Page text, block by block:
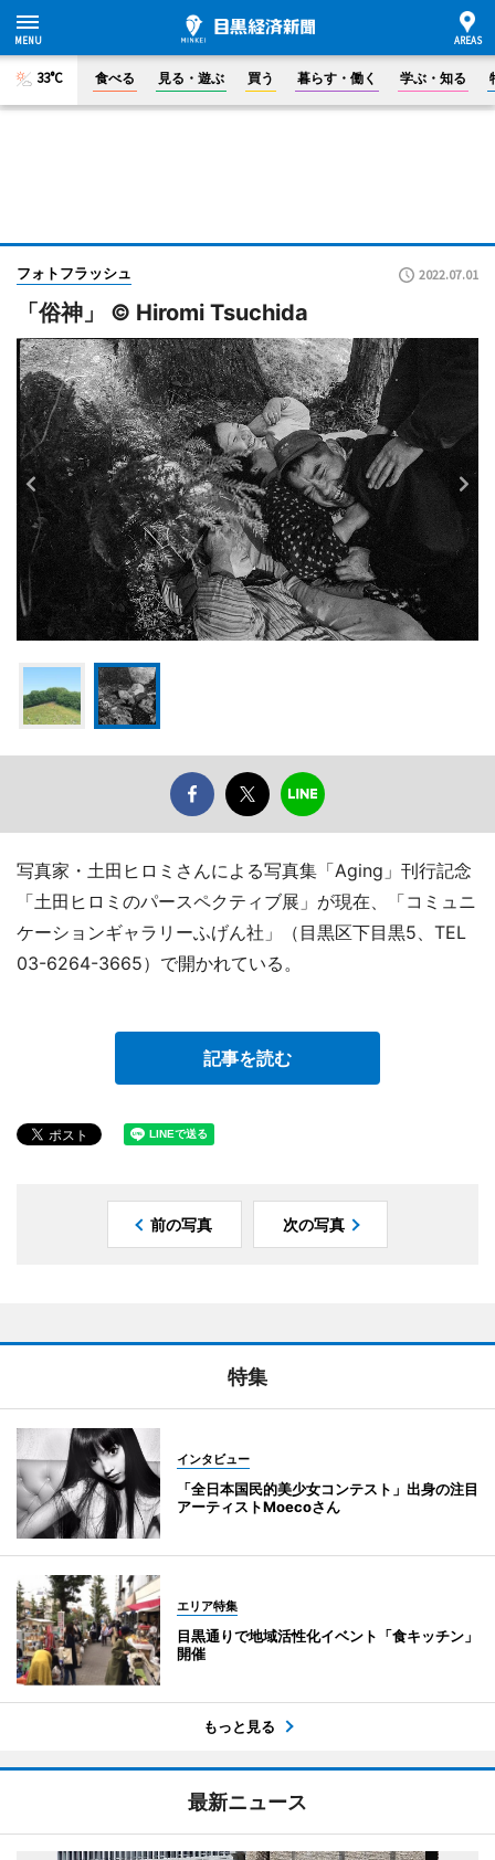
33°C 食べる 見る・遊ぶ 買う 暮らす・働く 学ぶ・知る
フォトフラッシュ 2022.07.01
「俗神」 © Hiromi Tsuchida
写真家・土田ヒロミさんによる写真集「Aging」刊行記念
「土田ヒロミのパースペクティブ展」が現在、「コミュニ
ケーションギャラリーふげん社」（目黒区下目黒5、TEL
03-6264-3665）で開かれている。
記事を読む
前の写真 次の写真
特集
インタビュー
「全日本国民的美少女コンテスト」出身の注目
アーティストMoecoさん
エリア特集
目黒通りで地域活性化イベント「食キッチン」
開催
もっと見る
最新ニュース